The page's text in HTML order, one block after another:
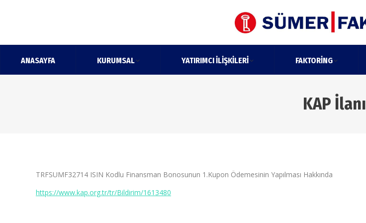
ANASAYFA KURUMSAL YATIRIMCI İLIŞKILERI FAKTORING
KAP İlanı
TRFSUMF32714 ISIN Kodlu Finansman Bonosunun 1.Kupon Ödemesinin Yapılması Hakkında
https://www.kap.org.tr/tr/Bildirim/1613480